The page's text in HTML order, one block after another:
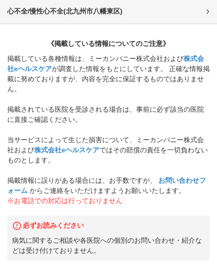
心不全/慢性心不全(北九州市八幡東区)
《掲載している情報についてのご注意》
掲載している各種情報は、ミーカンパニー株式会社および株式会
社eヘルスケアが調査した情報をもとにしています。 正確な情報掲
載に努めておりますが、内容を完全に保証するものではありませ
ん。
掲載されている医院を受診される場合は、事前に必ず該当の医院
に直接ご確認ください。
当サービスによって生じた損害について、ミーカンパニー株式会
社および株式会社eヘルスケアではその賠償の責任を一切負わない
ものとします。
掲載情報に誤りがある場合には、お手数ですが、
お問い合わせフ
ォーム からご連絡をいただけますようお願いいたします。
※お電話での対応は行っておりません
必ずお読みください
病気に関するご相談や各医院への個別のお問い合わせ・紹介な
どは受け付けておりません。